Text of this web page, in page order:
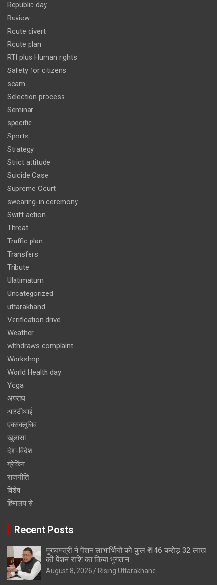
Republic day
Review
Route divert
Route plan
RTI plus Human rights
Safety for citizens
scam
Selection process
Seminar
specific
Sports
Strategy
Strict attitude
Suicide Case
Supreme Court
swearing-in ceremony
Swift action
Threat
Traffic plan
Transfers
Tribute
Ulatimatum
Uncategorized
uttarakhand
Verification drive
Weather
withdraws complaint
Workshop
World Health day
Yoga
अपराध
आरटीआई
एक्सक्लूसिव
खुलासा
देश-विदेश
ब्रेकिंग
राजनीति
विशेष
हिमालय से
Recent Posts
मुख्यमंत्री ने पेंशन लाभार्थियों को कुल ₹ 146 करोड़ 32 लाख
की पेंशन राशि का किया भुगतान
August 8, 2026 Rising Uttarakhand